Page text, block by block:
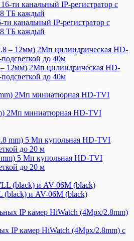
канальный IP-регистратор с
ТБ каждый
12мм) 2Мп цилиндрическая HD-
до 40м
2Мп миниатюрная HD-TVI
5 Мп купольная HD-TVI
до 20 м
(black) и AV-06M (black)
IP камер HiWatch (4Mpx/2.8mm) с